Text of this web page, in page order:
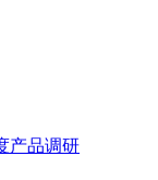
产品调研